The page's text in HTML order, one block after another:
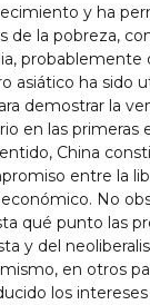
y ha
de la pobreza,
probablemente
asiático ha sido
demostrar la
en las primeras
China
entre la
No
qué punto las
y del
en otros
los